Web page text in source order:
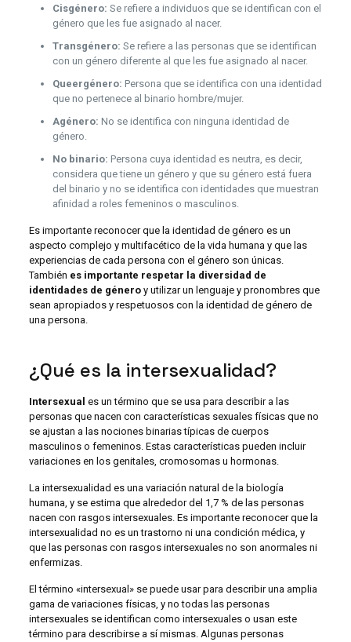
Cisgénero: Se refiere a individuos que se identifican con el
género que les fue asignado al nacer.
Transgénero: Se refiere a las personas que se identifican
con un género diferente al que les fue asignado al nacer.
Queergénero: Persona que se identifica con una identidad
que no pertenece al binario hombre/mujer.
Agénero: No se identifica con ninguna identidad de
género.
No binario: Persona cuya identidad es neutra, es decir,
considera que tiene un género y que su género está fuera
del binario y no se identifica con identidades que muestran
afinidad a roles femeninos o masculinos.
Es importante reconocer que la identidad de género es un
aspecto complejo y multifacético de la vida humana y que las
experiencias de cada persona con el género son únicas.
También es importante respetar la diversidad de
identidades de géneroy utilizar un lenguaje y pronombres que
sean apropiados y respetuosos con la identidad de género de
una persona.
¿Qué es la intersexualidad?
Intersexual es un término que se usa para describir a las
personas que nacen con características sexuales físicas que no
se ajustan a las nociones binarias típicas de cuerpos
masculinos o femeninos. Estas características pueden incluir
variaciones en los genitales, cromosomas u hormonas.
La intersexualidad es una variación natural de la biología
humana, y se estima que alrededor del 1,7 % de las personas
nacen con rasgos intersexuales. Es importante reconocer que la
intersexualidad no es un trastorno ni una condición médica, y
que las personas con rasgos intersexuales no son anormales ni
enfermizas.
El término «intersexual» se puede usar para describir una amplia
gama de variaciones físicas, y no todas las personas
intersexuales se identifican como intersexuales o usan este
término para describirse a sí mismas. Algunas personas